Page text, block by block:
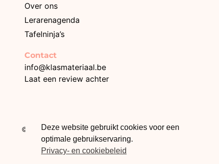
Over ons
Lerarenagenda
Tafelninja’s
Contact
info@klasmateriaal.be
Laat een review achter
© 2026 Klasmateriaal – Webdesign The Online Builders
Deze website gebruikt cookies voor een
optimale gebruikservaring.
Privacy- en cookiebeleid